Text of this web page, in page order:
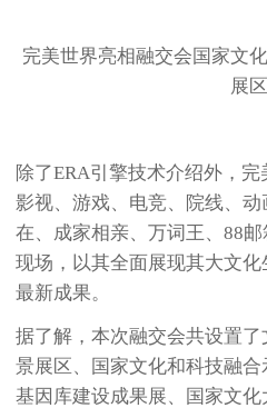
完美世界亮相融交会国家文
展区
除了ERA引擎技术介绍外，
影视、游戏、电竞、院线、
在、成家相亲、万词王、88
现场，以其全面展现其大文
最新成果。
据了解，本次融交会共设置
景展区、国家文化和科技融
基因库建设成果展、国家文